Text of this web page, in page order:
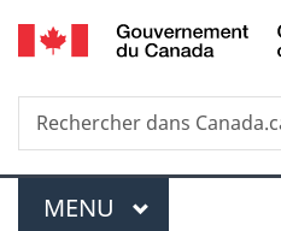
Recherche
Rechercher
dans
Menu
MENU PRINCIPAL